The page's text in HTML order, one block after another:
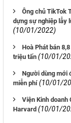
Ông chủ TikTok
dựng sự nghiệp lẫy
(10/01/2022)
Hoà Phát bán
triệu tấn (10/01/
Người dùng mới
miễn phí (10/01/
Viện Kinh
Harvard (10/01/